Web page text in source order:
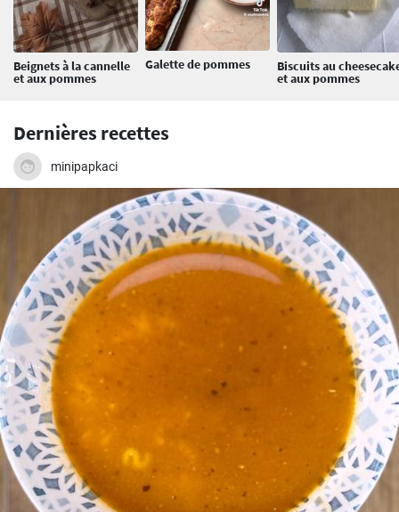
Beignets à la cannelle
et aux pommes
Galette de pommes Biscuits au
et aux pommes
Dernières recettes
minipapkaci